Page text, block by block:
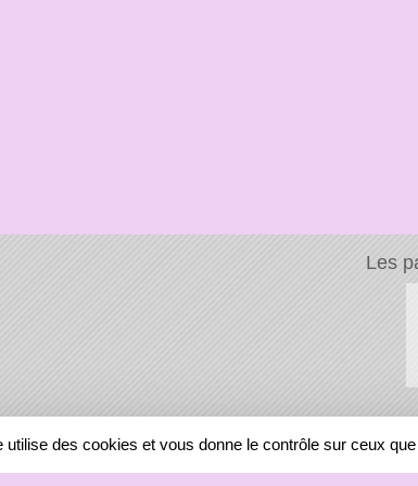
Les
utilise des cookies et vous donne le contrôle sur ceux